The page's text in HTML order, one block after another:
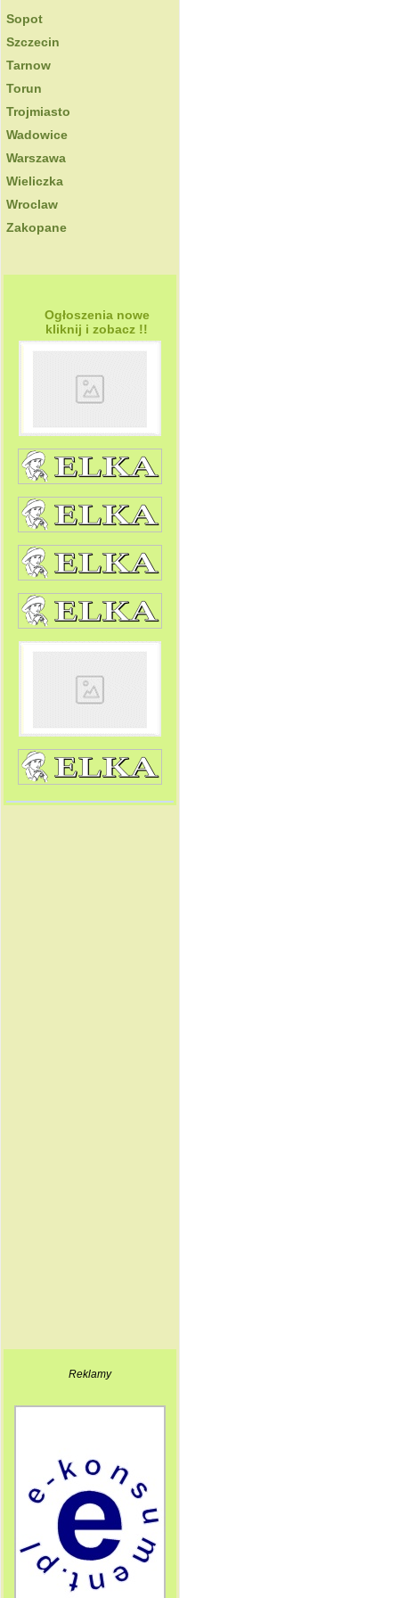
Sopot
Szczecin
Tarnow
Torun
Trojmiasto
Wadowice
Warszawa
Wieliczka
Wroclaw
Zakopane
Ogłoszenia nowe
kliknij i zobacz !!
Reklamy